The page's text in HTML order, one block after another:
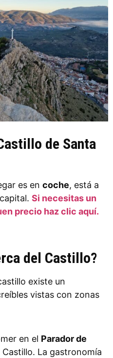
de Santa
es en coche, está a
Si necesitas un
precio haz clic aquí.
del Castillo?
existe un
vistas con zonas
en el Parador de
La gastronomía